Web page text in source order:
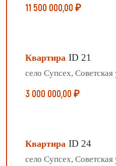
11 500 000,00 ₽
Квартира ID 21
село Супсех,
3 000 000,00 ₽
Квартира ID 24
село Супсех,